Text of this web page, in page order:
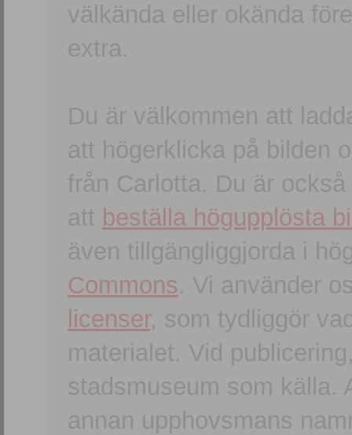
välkända eller okända
extra.
Du är välkommen att
att högerklicka på bilden
från Carlotta. Du är
att beställa högupplösta
även tillgängliggjorda i
Commons. Vi använder
licenser, som tydliggör
materialet. Vid
stadsmuseum som källa.
annan upphovsmans